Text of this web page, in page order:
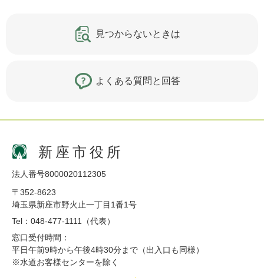
見つからないときは
よくある質問と回答
新座市役所
法人番号8000020112305
〒352-8623
埼玉県新座市野火止一丁目1番1号
Tel：048-477-1111（代表）
窓口受付時間：
平日午前9時から午後4時30分まで（出入口も同様）
※水道お客様センターを除く